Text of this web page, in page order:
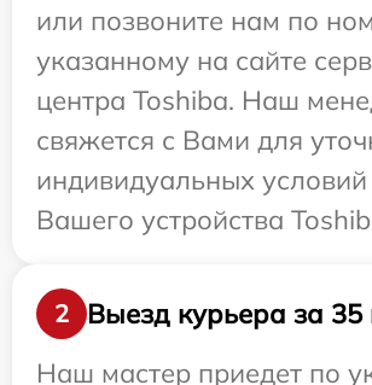
или позвоните нам по
указанному на сайте
центра Toshiba. Наш
свяжется с Вами для
индивидуальных
Вашего устройства
2
Выезд курьера за 35
Наш мастер приедет по